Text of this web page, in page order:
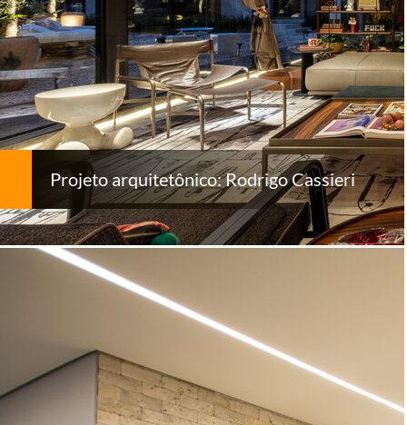
Projeto arquitetônico: Rodrigo Cassieri